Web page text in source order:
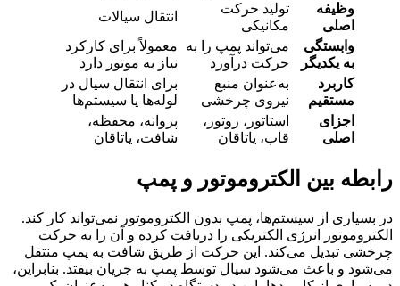
وظیفه
اصلی
تولید حرکت
مکانیکی
انتقال سیالات
وابستگی
به یکدیگر
می‌تواند پمپ را به
حرکت درآورد
معمولاً برای کارکرد
نیاز به موتور دارد
کاربرد
مستقیم
به‌عنوان منبع
نیروی چرخشی
برای انتقال سیال در
لوله‌ها یا سیستم‌ها
اجزای
اصلی
استاتور، روتور،
قاب، یاتاقان
پروانه، محفظه،
شافت، یاتاقان
رابطه بین الکتروموتور و پمپ
در بسیاری از سیستم‌ها، پمپ بدون الکتروموتور نمی‌تواند کار کند.
الکتروموتور انرژی الکتریکی را دریافت کرده و آن را به حرکت
چرخشی تبدیل می‌کند. این حرکت از طریق شافت به پمپ منتقل
می‌شود و باعث می‌شود سیال توسط پمپ به جریان بیفتد. بنابراین،